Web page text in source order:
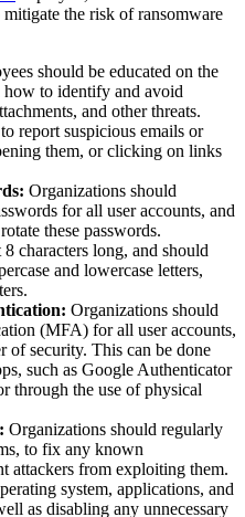
the risk of ransomware
should be educated on the
how to identify and avoid
and other threats.
report suspicious emails or
them, or clicking on links
Organizations should
for all user accounts, and
these passwords.
characters long, and should
and lowercase letters,
Organizations should
(MFA) for all user accounts,
of security. This can be done
such as Google Authenticator
through the use of physical
Organizations should regularly
to fix any known
attackers from exploiting them.
system, applications, and
as disabling any unnecessary